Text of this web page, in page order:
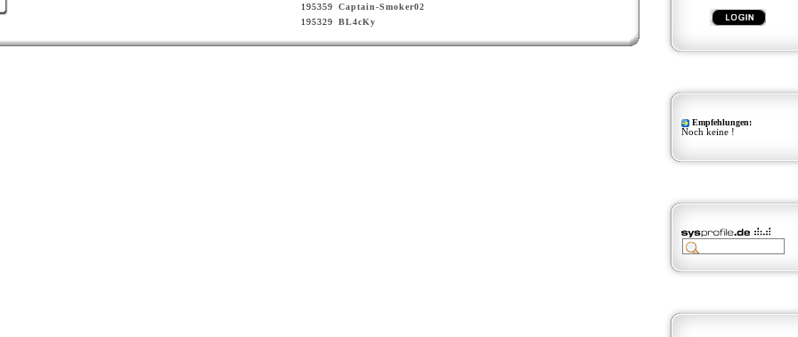
195359
Captain-Smoker02
195329
BL4cKy
Empfehlungen:
Noch keine !